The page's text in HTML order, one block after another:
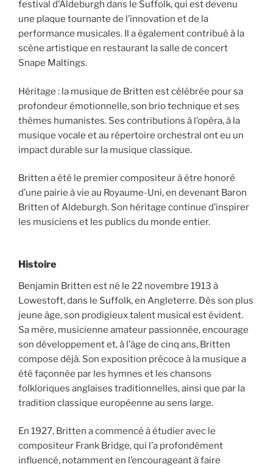
festival d’Aldeburgh dans le Suffolk, qui est devenu
une plaque tournante de l’innovation et de la
performance musicales. Il a également contribué à la
scène artistique en restaurant la salle de concert
Snape Maltings.
Héritage : la musique de Britten est célébrée pour sa
profondeur émotionnelle, son brio technique et ses
thèmes humanistes. Ses contributions à l’opéra, à la
musique vocale et au répertoire orchestral ont eu un
impact durable sur la musique classique.
Britten a été le premier compositeur à être honoré
d’une pairie à vie au Royaume-Uni, en devenant Baron
Britten of Aldeburgh. Son héritage continue d’inspirer
les musiciens et les publics du monde entier.
Histoire
Benjamin Britten est né le 22 novembre 1913 à
Lowestoft, dans le Suffolk, en Angleterre. Dès son plus
jeune âge, son prodigieux talent musical est évident.
Sa mère, musicienne amateur passionnée, encourage
son développement et, à l’âge de cinq ans, Britten
compose déjà. Son exposition précoce à la musique a
été façonnée par les hymnes et les chansons
folkloriques anglaises traditionnelles, ainsi que par la
tradition classique européenne au sens large.
En 1927, Britten a commencé à étudier avec le
compositeur Frank Bridge, qui l’a profondément
influencé, notamment en l’encourageant à faire